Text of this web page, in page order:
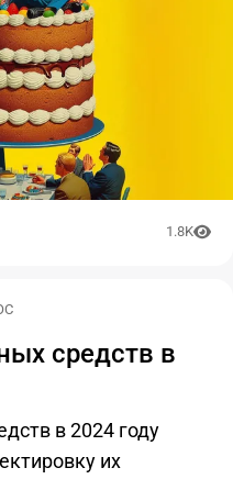
1.8K
средств в
в 2024 году
их